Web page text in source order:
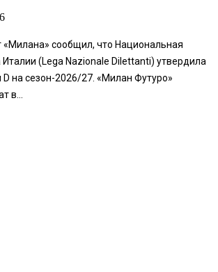
сообщил, что Национальная
Италии (Lega Nazionale Dilettanti) утвердила
D на сезон-2026/27. «Милан Футуро»
в...